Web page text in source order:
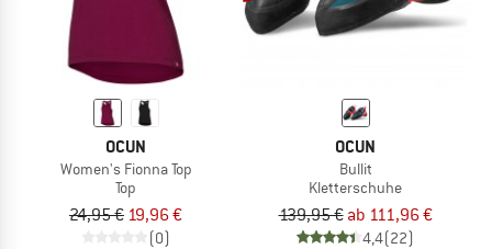
OCUN
Women's Fionna Top
Top
24,95 € 19,96 €
(0)
OCUN
Bullit
Kletterschuhe
139,95 € ab 111,96 €
4,4(22)